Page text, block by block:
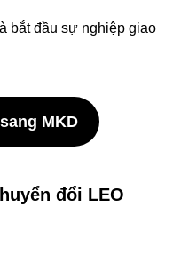
bắt đầu sự nghiệp giao
MKD
đổi LEO